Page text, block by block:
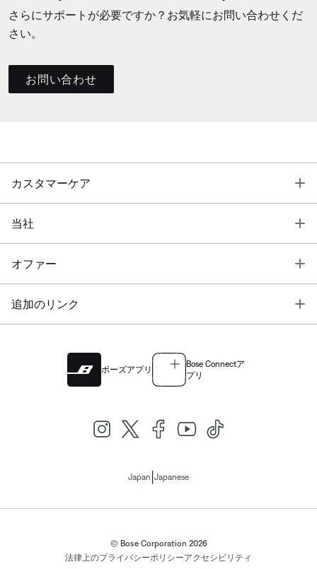
さらにサポートが必要ですか？お気軽にお問い合わせくだ
さい。
お問い合わせ
カスタマーケア
当社
オファー
追加のリンク
ボーズアプリ
Bose Connectア
プリ
Japan Japanese
© Bose Corporation 2026
法律上のプライバシーポリシーアクセシビリティ